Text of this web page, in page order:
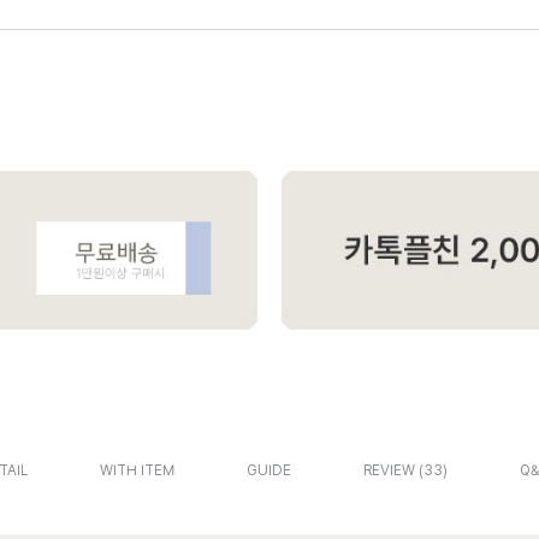
WITH ITEM GUIDE REVIEW 33